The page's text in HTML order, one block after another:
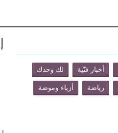
أخبار فنّية لك وحدك
رياضة أزياء وموضة